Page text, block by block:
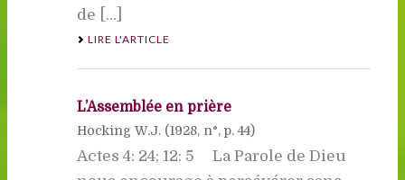
de [...]
LIRE L'ARTICLE
L’Assemblée en prière
Hocking W.J. (1928, n°, p. 44)
Actes 4: 24; 12: 5 La Parole de Dieu